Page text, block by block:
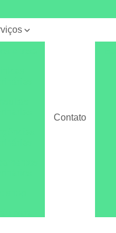
Contato